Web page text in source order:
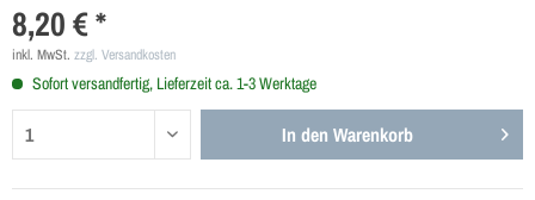
8,20 € *
inkl. MwSt. zzgl. Versandkosten
Sofort versandfertig, Lieferzeit ca. 1-3 Werktage
In den Warenkorb